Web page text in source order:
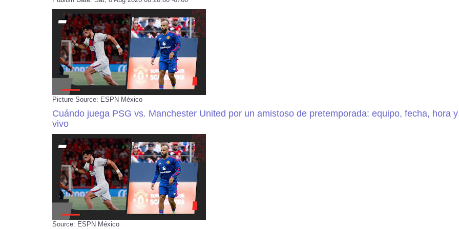
Picture Source: ESPN México
Cuándo juega PSG vs. Manchester United por un amistoso de pretemporada: equipo, fecha, hora
vivo
Source: ESPN México